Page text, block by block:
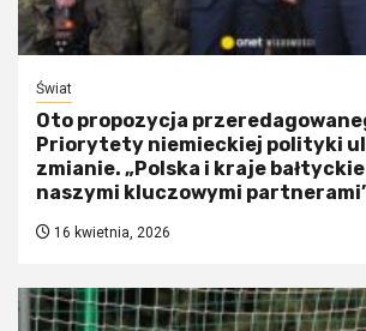
Świat
Oto propozycja
Priorytety niemieckiej polityki
zmianie. „Polska i kraje
naszymi kluczowymi
16 kwietnia, 2026